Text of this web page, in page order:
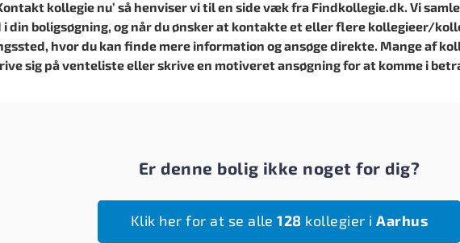
kollegie nu’ så henviser vi til en side væk fra Findkollegie.dk. Vi
i din boligsøgning, og når du ønsker at kontakte et eller flere kollegieer/
hvor du kan finde mere information og ansøge direkte. Mange af
sig på venteliste eller skrive en motiveret ansøgning for at komme i
Er denne bolig ikke noget for dig?
Klik her for at se alle128 kollegier iAarhus